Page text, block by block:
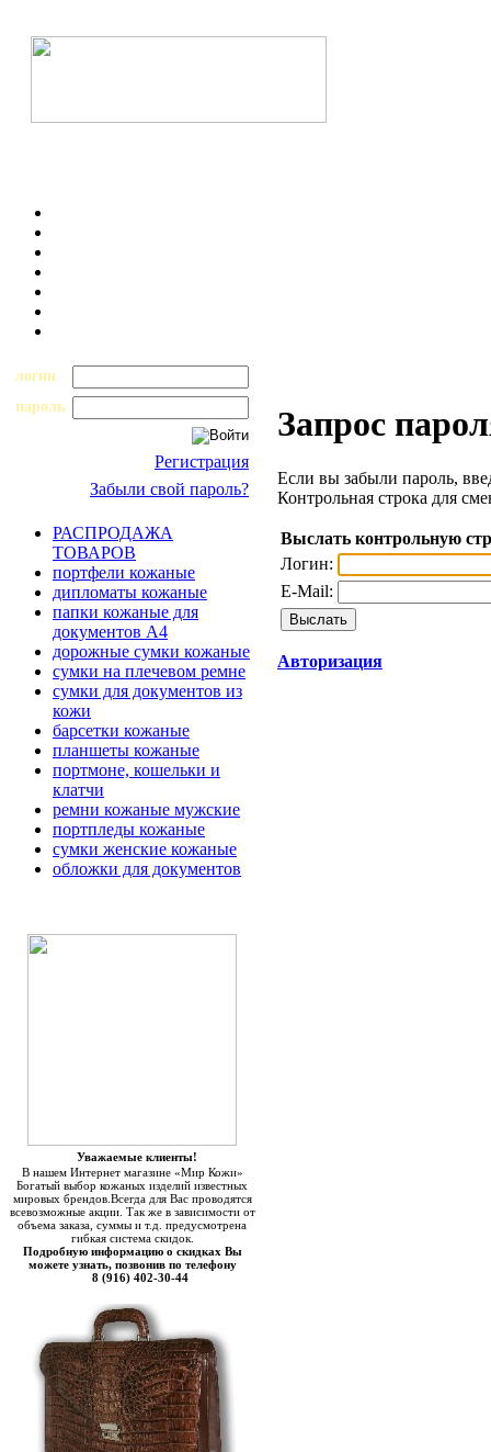
логин
пароль
Регистрация
Забыли свой пароль?
РАСПРОДАЖА
ТОВАРОВ
портфели кожаные
дипломаты кожаные
папки кожаные для
документов А4
дорожные сумки кожаные
сумки на плечевом ремне
сумки для документов из
кожи
барсетки кожаные
планшеты кожаные
портмоне, кошельки и
клатчи
ремни кожаные мужские
портпледы кожаные
сумки женские кожаные
обложки для документов
Уважаемые клиенты!
В нашем Интернет магазине «Мир Кожи»
Богатый выбор кожаных изделий известных
мировых брендов.Всегда для Вас проводятся
всевозможные акции. Так же в зависимости от
объема заказа, суммы и т.д. предусмотрена
гибкая система скидок.
Подробную информацию о скидках Вы
можете узнать, позвонив по телефону
8 (916) 402-30-44
Запрос
Если вы забыли пароль,
Контрольная строка для
Выслать контрольную
Логин:
E-Mail:
Авторизация